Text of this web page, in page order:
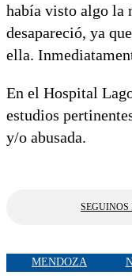
había visto algo la
desapareció, ya
ella.
En el Hospital
estudios
y/o abusada.
SEGUINOS
MENDOZA